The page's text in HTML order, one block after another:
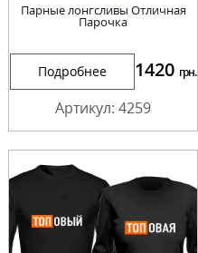
Парные лонгсливы Отличная
Парочка
Подробнее 1420 грн.
Артикул: 4259